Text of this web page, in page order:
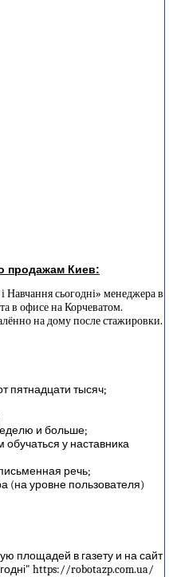
продажам Киев:
Навчання сьогодні» менеджера в
в офисе на Корчеватом.
на дому после стажировки.
пятнадцати тысяч;
и больше;
у наставника
речь;
(на уровне пользователя)
площадей в газету и на сайт
https://robotazp.com.ua/